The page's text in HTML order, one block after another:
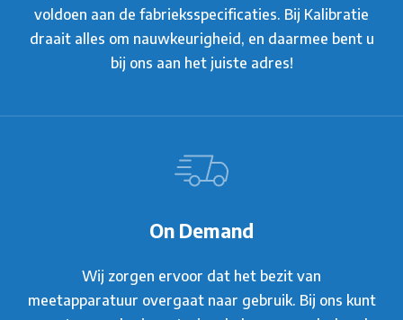
voldoen aan de fabrieksspecificaties. Bij Kalibratie
draait alles om nauwkeurigheid, en daarmee bent u
bij ons aan het juiste adres!
On Demand
Wij zorgen ervoor dat het bezit van
meetapparatuur overgaat naar gebruik. Bij ons kunt